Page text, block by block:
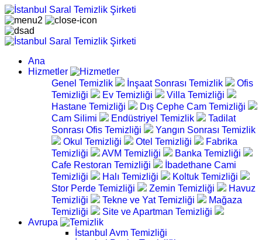
Ana
Hizmetler
Genel Temizlik
İnşaat Sonrası Temizlik
Ofis
Temizliği
Ev Temizliği
Villa Temizliği
Hastane Temizliği
Dış Cephe Cam Temizliği
Cam Silimi
Endüstriyel Temizlik
Tadilat
Sonrası Ofis Temizliği
Yangın Sonrası Temizlik
Okul Temizliği
Otel Temizliği
Fabrika
Temizliği
AVM Temizliği
Banka Temizliği
Cafe Restoran Temizliği
İbadethane Cami
Temizliği
Halı Temizliği
Koltuk Temizliği
Stor Perde Temizliği
Zemin Temizliği
Havuz
Temizliği
Tekne ve Yat Temizliği
Mağaza
Temizliği
Site ve Apartman Temizliği
Avrupa
İstanbul Avm Temizliği